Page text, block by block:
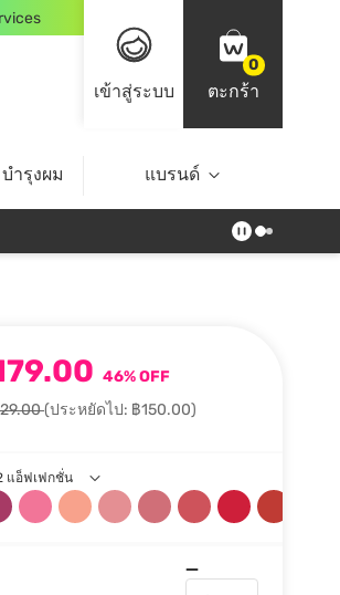
เข้าสู่ระบบ
0
ตะกร้า
บำรุงผม ไลฟ์สไตล์ Top Brands
แบรนด์
46% OFF
(ประหยัดไป: ฿150.00)
แอ็ฟเฟกชั่น